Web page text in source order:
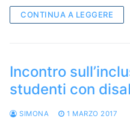
CONTINUA A LEGGERE
Incontro
studenti con
SIMONA 1 MARZO 2017